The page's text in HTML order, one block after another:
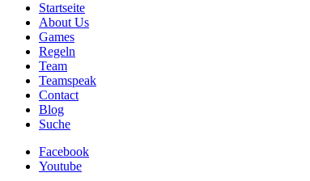
Startseite
About Us
Games
Regeln
Team
Teamspeak
Contact
Blog
Suche
Facebook
Youtube